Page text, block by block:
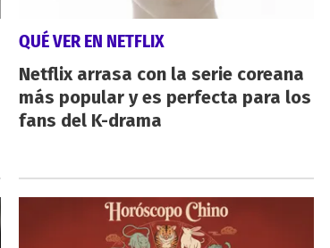
QUÉ VER EN NETFLIX
Netflix arrasa con la serie coreana
más popular y es perfecta para los
fans del K-drama